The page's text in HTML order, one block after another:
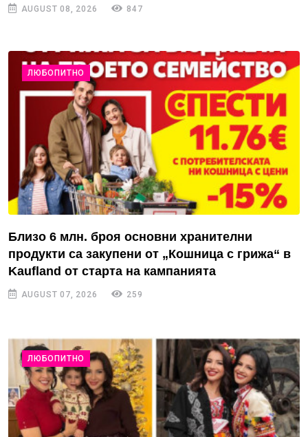
AUGUST 08, 2026 847
ЛЮБОПИТНО
Близо 6 млн. броя основни хранителни
продукти са закупени от „Кошница с грижа“ в
Kaufland от старта на кампанията
AUGUST 07, 2026 259
ЛЮБОПИТНО